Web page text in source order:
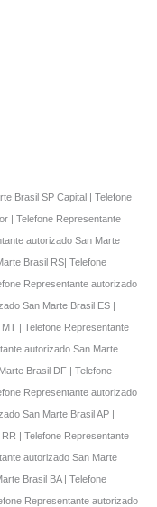
Brasil SP Capital | Telefone
| Telefone Representante
autorizado San Marte
Brasil RS| Telefone
Representante autorizado
San Marte Brasil ES |
| Telefone Representante
autorizado San Marte
Brasil DF | Telefone
Representante autorizado
San Marte Brasil AP |
| Telefone Representante
autorizado San Marte
Brasil BA | Telefone
Representante autorizado